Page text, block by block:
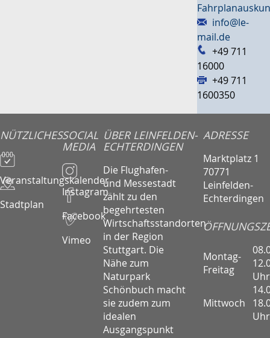
info@le-
mail.de
+49 711
16000
+49 711
1600350
NÜTZLICHES
Veranstaltungskalender
Stadtplan
SOCIAL
MEDIA
Instagram
Facebook
Vimeo
ÜBER LEINFELDEN-
ECHTERDINGEN
Die Flughafen-
und Messestadt
zählt zu den
begehrtesten
Wirtschaftsstandorten
in der Region
Stuttgart. Die
Nähe zum
Naturpark
Schönbuch macht
sie zudem zum
idealen
Ausgangspunkt
ADRESSE
Marktplatz 1
70771
Leinfelden-
Echterdingen
Montag-
Freitag
Uhr
Mittwoch
Uhr